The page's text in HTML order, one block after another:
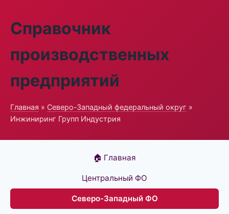
Справочник
производственных
предприятий
Главная » Северо-Западный федеральный округ »
Инжиниринг Групп Индустрия
🏠 Главная
Центральный ФО
Северо-Западный ФО